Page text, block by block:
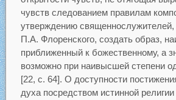
чувств следованием правилам
утверждению священнослужителей,
П.А. Флоренского, создать образ,
приближенный к божественному, а
возможно при наивысшей степени
[22, c. 64]. О доступности
духа посредством истинной религии